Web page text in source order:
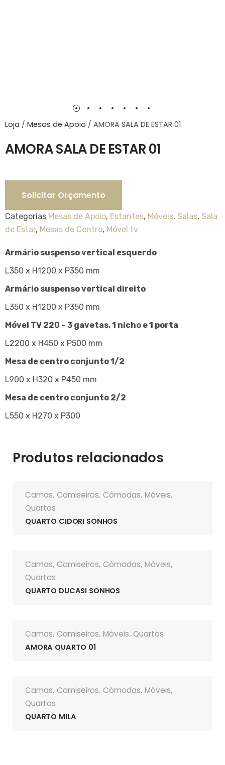
Loja / Mesas de Apoio / AMORA SALA DE ESTAR 01
AMORA SALA DE ESTAR 01
Solicitar Orçamento
Categorias Mesas de Apoio, Estantes, Móveis, Salas, Sala
de Estar, Mesas de Centro, Móvel tv
Armário suspenso vertical esquerdo
L350 x H1200 x P350 mm
Armário suspenso vertical direito
L350 x H1200 x P350 mm
Móvel TV 220 – 3 gavetas, 1 nicho e 1 porta
L2200 x H450 x P500 mm
Mesa de centro conjunto 1/2
L900 x H320 x P450 mm
Mesa de centro conjunto 2/2
L550 x H270 x P300
Produtos relacionados
Camas, Camiseiros, Cómodas, Móveis,
Quartos
QUARTO CIDORI SONHOS
Camas, Camiseiros, Cómodas, Móveis,
Quartos
QUARTO DUCASI SONHOS
Camas, Camiseiros, Móveis, Quartos
AMORA QUARTO 01
Camas, Camiseiros, Cómodas, Móveis,
Quartos
QUARTO MILA